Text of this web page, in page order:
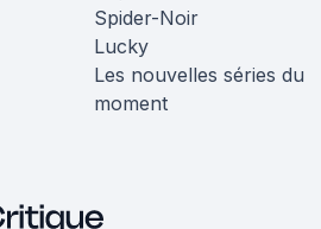
Spider-Noir
Lucky
Les nouvelles séries du
moment